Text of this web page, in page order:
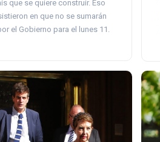
que se quiere construir. Eso
en que no se sumarán
el Gobierno para el lunes 11.